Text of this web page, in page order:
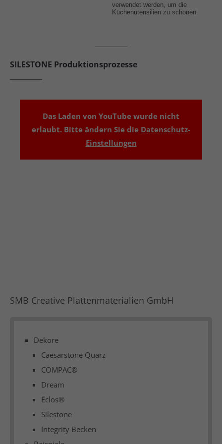
verwendet werden, um die
Küchenutensilien zu schonen.
SILESTONE Produktionsprozesse
Das Laden von YouTube wurde nicht
erlaubt. Bitte ändern Sie die Datenschutz-
Einstellungen
SMB Creative Plattenmaterialien GmbH
Dekore
Caesarstone Quarz
COMPAC®
Dream
Ēclos®
Silestone
Integrity Becken